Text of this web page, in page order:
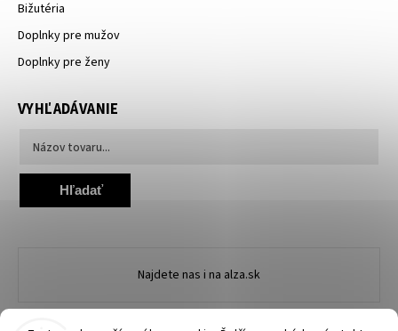
Bižutéria
Doplnky pre mužov
Doplnky pre ženy
VYHĽADÁVANIE
Hľadať
Najdete nas i na alza.sk